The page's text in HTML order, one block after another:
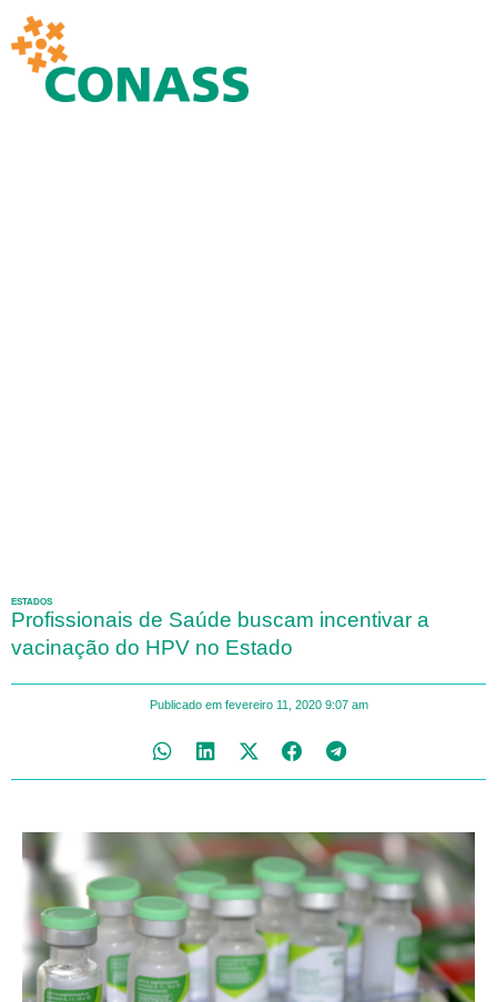
ESTADOS
Profissionais de Saúde buscam incentivar a
vacinação do HPV no Estado
Publicado em fevereiro 11, 2020 9:07 am